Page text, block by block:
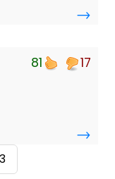
→
81 17
→
3